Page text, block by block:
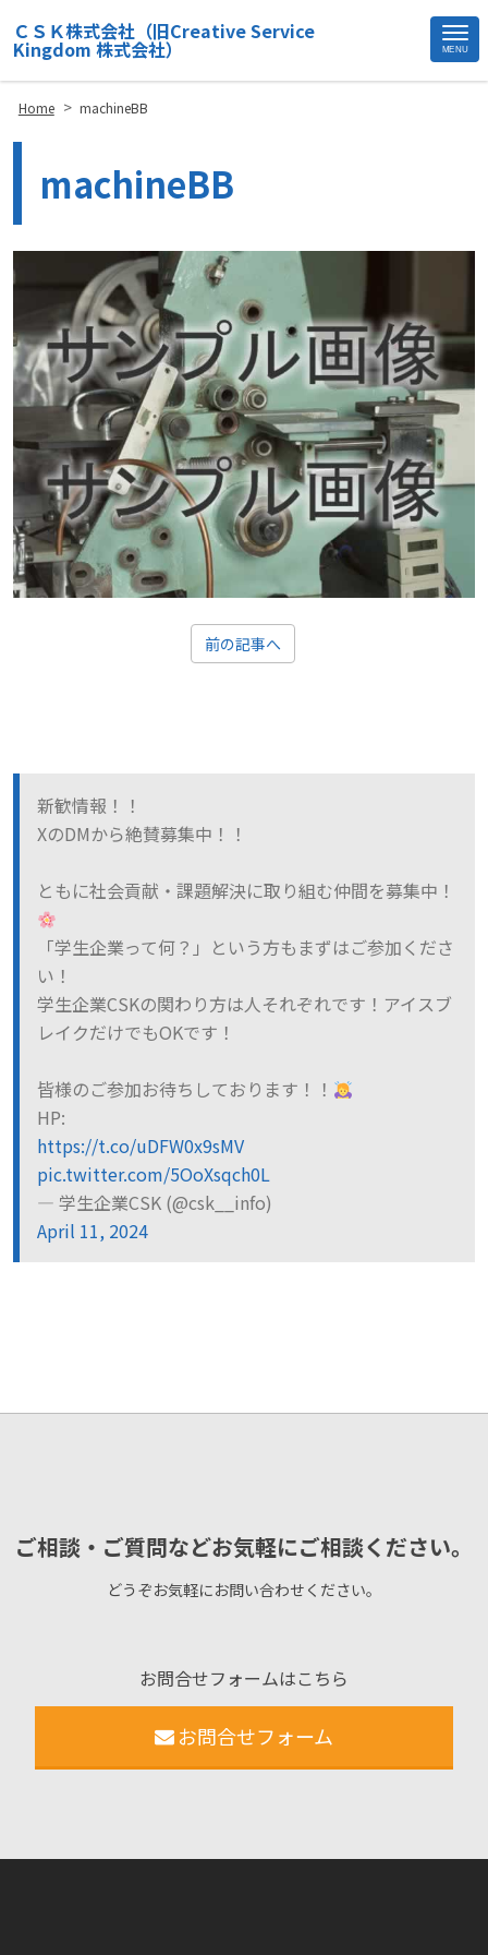
ＣＳＫ株式会社（旧Creative Service
Kingdom 株式会社） MENU
Home > machineBB
machineBB
前の記事へ
新歓情報！！
XのDMから絶賛募集中！！
ともに社会貢献・課題解決に取り組む仲間を募集中！
「学生企業って何？」という方もまずはご参加くださ
い！
学生企業CSKの関わり方は人それぞれです！アイスブ
レイクだけでもOKです！
皆様のご参加お待ちしております！！
HP:
https://t.co/uDFW0x9sMV
pic.twitter.com/5OoXsqch0L
— 学生企業CSK (@csk__info)
April 11, 2024
ご相談・ご質問などお気軽にご相談ください。
どうぞお気軽にお問い合わせください。
お問合せフォームはこちら
お問合せフォーム
Site
Footer